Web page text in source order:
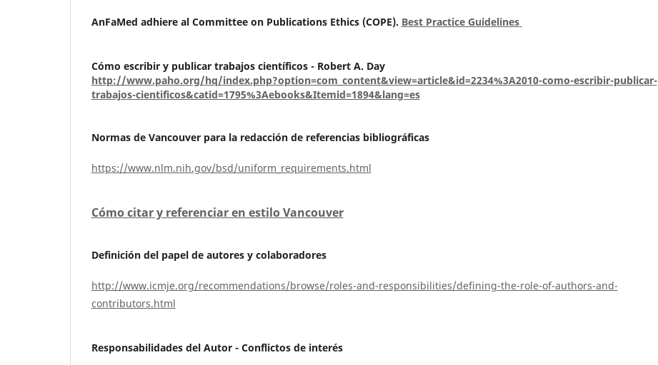
AnFaMed adhiere al Committee on Publications Ethics (COPE). Best Practice Guidelines
Cómo escribir y publicar trabajos científicos - Robert A. Day
http://www.paho.org/hq/index.php?option=com_content&view=article&id=2234%3A2010-como-escribir-publicar-
trabajos-cientificos&catid=1795%3Aebooks&Itemid=1894&lang=es
Normas de Vancouver para la redacción de referencias bibliográficas
https://www.nlm.nih.gov/bsd/uniform_requirements.html
Cómo citar y referenciar en estilo Vancouver
Definición del papel de autores y colaboradores
http://www.icmje.org/recommendations/browse/roles-and-responsibilities/defining-the-role-of-authors-and-
contributors.html
Responsabilidades del Autor - Conflictos de interés